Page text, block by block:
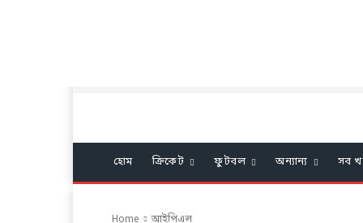
হোম ক্রিকেট ফুটবল অন্যান্য সব
Home আইপিএল